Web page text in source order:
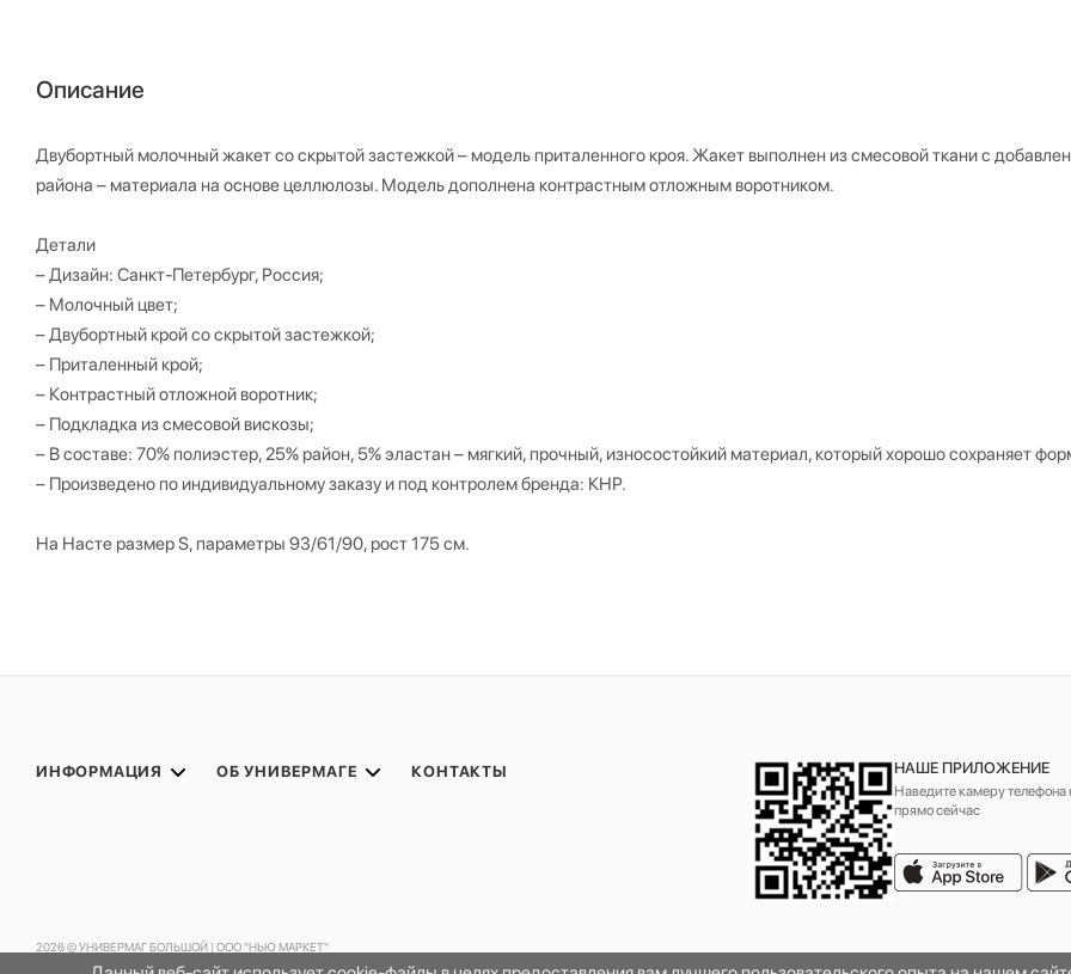
Описание
Двубортный молочный жакет со скрытой застежкой – модель приталенного кроя. Жакет выполнен из смесовой ткани с
района – материала на основе целлюлозы. Модель дополнена контрастным отложным воротником.
Детали
– Дизайн: Санкт-Петербург, Россия;
– Молочный цвет;
– Двубортный крой со скрытой застежкой;
– Приталенный крой;
– Контрастный отложной воротник;
– Подкладка из смесовой вискозы;
– В составе: 70% полиэстер, 25% район, 5% эластан – мягкий, прочный, износостойкий материал, который хорошо сохраняет
– Произведено по индивидуальному заказу и под контролем бренда: КНР.
На Насте размер S, параметры 93/61/90, рост 175 см.
ИНФОРМАЦИЯ ОБ УНИВЕРМАГЕ КОНТАКТЫ
2026 © УНИВЕРМАГ БОЛЬШОЙ | ООО "НЬЮ МАРКЕТ"
НАШЕ ПРИЛОЖЕНИЕ
Наведите камеру телефона
прямо сейчас